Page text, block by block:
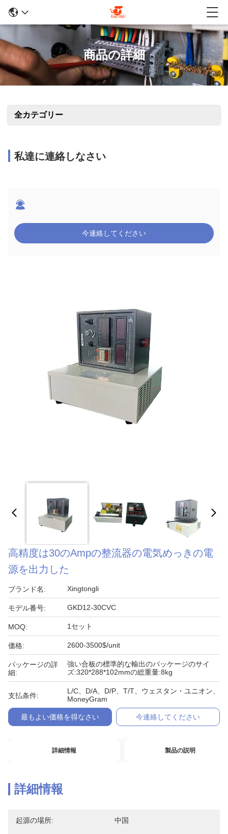
商品の詳細
全カテゴリー
私達に連絡しなさい
今連絡してください
高精度は30のAmpの整流器の電気めっきの電
源を出力した
ブランド名: Xingtongli
モデル番号: GKD12-30CVC
MOQ: 1セット
価格: 2600-3500$/unit
パッケージの詳
細:
強い合板の標準的な輸出のパッケージのサイ
ズ:320*288*102mmの総重量:8kg
支払条件:
L/C、D/A、D/P、T/T、ウェスタン・ユニオン、
MoneyGram
最もよい価格を得なさい 今連絡してください
詳細情報 製品の説明
詳細情報
起源の場所: 中国